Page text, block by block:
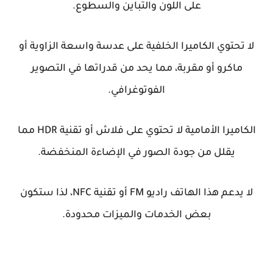
على اللون والتباين والسطوع.
لا تحتوي الكاميرا الخلفية على عدسة واسعة الزاوية أو
ماكرو أو مقربة، مما يحد من قدراتها في التصوير
الفوتوغرافي.
الكاميرا الأمامية لا تحتوي على فلاش أو تقنية HDR مما
يقلل من جودة الصور في الإضاءة المنخفضة.
لا يدعم هذا الهاتف راديو FM أو تقنية NFC، لذا ستكون
بعض الخدمات والميزات محدودة.